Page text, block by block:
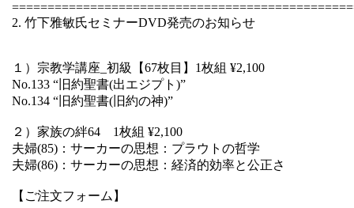
2. 竹下雅敏氏セミナーDVD発売のお知らせ
１）宗教学講座_初級【67枚目】1枚組 ¥2,100
No.133 “旧約聖書(出エジプト)”
No.134 “旧約聖書(旧約の神)”
２）家族の絆64 1枚組 ¥2,100
夫婦(85)：サーカーの思想：プラウトの哲学
夫婦(86)：サーカーの思想：経済的効率と公正さ
【ご注文フォーム】